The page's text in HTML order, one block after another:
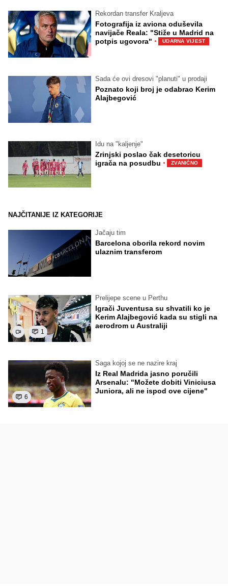
Rekordan transfer Kraljeva
Fotografija iz aviona oduševila
navijače Reala: "Stiže u Madrid na
potpis ugovora" · UDARNA VIJEST
Sada će ovi dresovi "planuti" u prodaji
Poznato koji broj je odabrao Kerim
Alajbegović
Idu na "kaljenje"
Zrinjski poslao čak desetoricu
igrača na posudbu · ZVANIČNO
NAJČITANIJE IZ KATEGORIJE
Jačaju tim
Barcelona oborila rekord novim
ulaznim transferom
1
Prelijepe scene u Perthu
Igrači Juventusa su shvatili ko je
Kerim Alajbegović kada su stigli na
aerodrom u Australiji
6
Saga kojoj se ne nazire kraj
Iz Real Madrida jasno poručili
Arsenalu: "Možete dobiti Viniciusa
Juniora, ali ne ispod ove cijene"